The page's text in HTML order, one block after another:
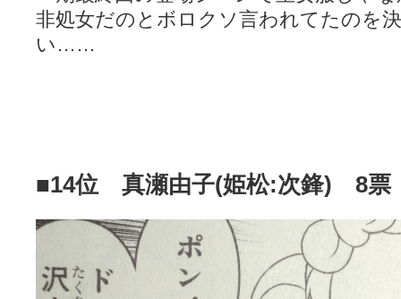
非処女だのとボロクソ言われてたのを
い……
■14位 真瀬由子(姫松:次鋒) 8票